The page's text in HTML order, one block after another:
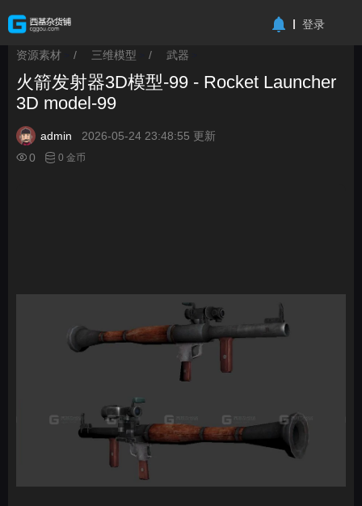
登录
资源素材 / 三维模型 / 武器
火箭发射器3D模型-99 - Rocket Launcher
3D model-99
admin
2026-05-24 23:48:55 更新
0
0 金币